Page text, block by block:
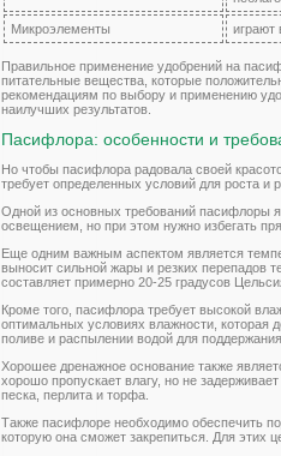
Микроэлементы играют
Правильное применение удобрений на
питательные вещества, которые
рекомендациям по выбору и применению
наилучших результатов.
Пасифлора: особенности и
Но чтобы пасифлора радовала своей
требует определенных условий для роста и
Одной из основных требований пасифлоры
освещением, но при этом нужно избегать
Еще одним важным аспектом является
выносит сильной жары и резких перепадов
составляет примерно 20-25 градусов
Кроме того, пасифлора требует высокой
оптимальных условиях влажности, которая
поливе и распылении водой для
Хорошее дренажное основание также
хорошо пропускает влагу, но не
песка, перлита и торфа.
Также пасифлоре необходимо обеспечить
которую она сможет закрепиться. Для этих